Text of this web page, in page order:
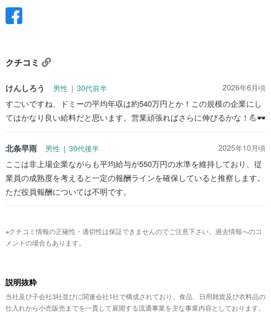
クチコミ
けんしろう 男性 | 30代前半 2026年6月頃
すごいですね、ドミーの平均年収は約540万円とか！この規模の企業にし
てはかなり良い給料だと思います。営業頑張ればさらに伸びるかな！💪🕶️
北条早雨 男性 | 30代後半 2025年10月頃
ここは非上場企業ながらも平均給与が550万円の水準を維持しており、従
業員の成熟度を考えると一定の報酬ラインを確保していると推察します。
ただ役員報酬については不明です。
※クチコミ情報の正確性・適切性は保証できませんのでご注意下さい。過去情報へのコ
メントの場合もあります。
説明抜粋
当社及び子会社3社並びに関連会社1社で構成されており、食品、日用雑貨及び衣料品の
仕入れから小売販売までを一貫して展開する流通事業を主な事業内容としております。